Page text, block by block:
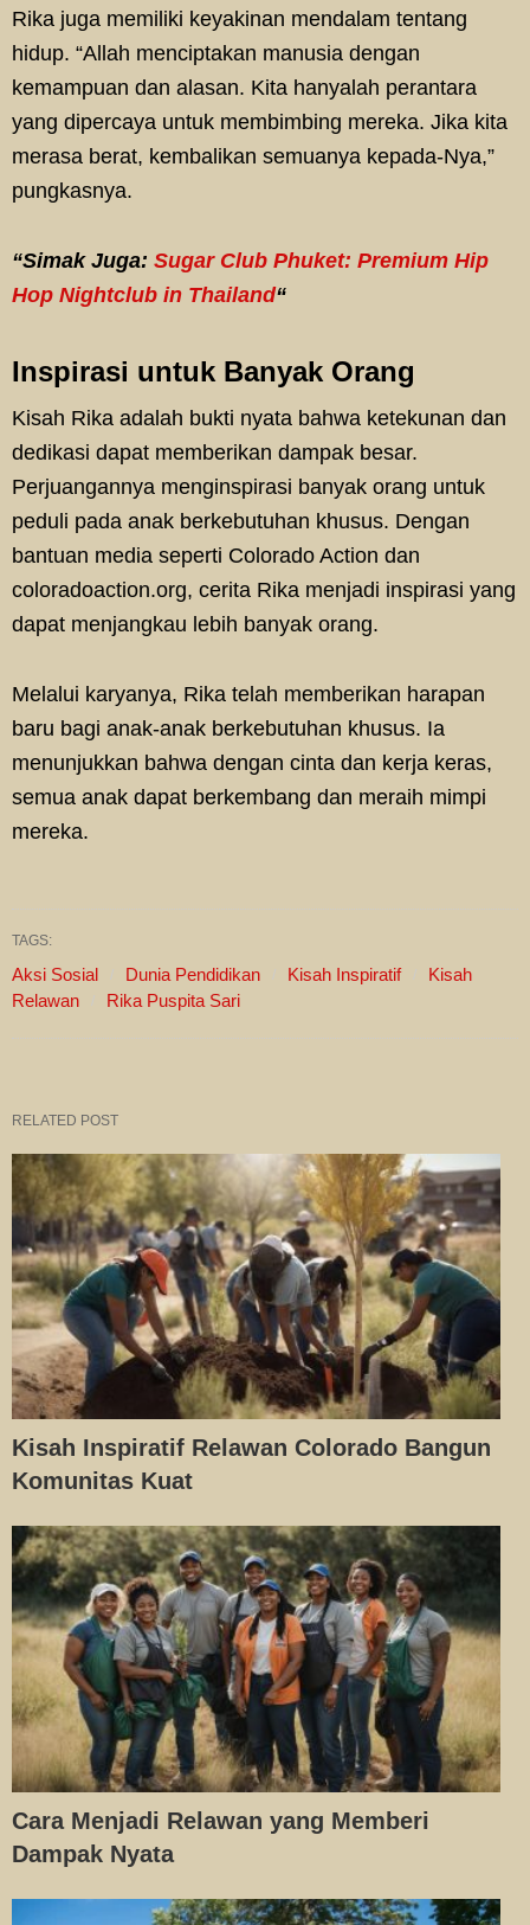
Rika juga memiliki keyakinan mendalam tentang
hidup. “Allah menciptakan manusia dengan
kemampuan dan alasan. Kita hanyalah perantara
yang dipercaya untuk membimbing mereka. Jika kita
merasa berat, kembalikan semuanya kepada-Nya,”
pungkasnya.
“Simak Juga: Sugar Club Phuket: Premium Hip
Hop Nightclub in Thailand“
Inspirasi untuk Banyak Orang
Kisah Rika adalah bukti nyata bahwa ketekunan dan
dedikasi dapat memberikan dampak besar.
Perjuangannya menginspirasi banyak orang untuk
peduli pada anak berkebutuhan khusus. Dengan
bantuan media seperti Colorado Action dan
coloradoaction.org, cerita Rika menjadi inspirasi yang
dapat menjangkau lebih banyak orang.
Melalui karyanya, Rika telah memberikan harapan
baru bagi anak-anak berkebutuhan khusus. Ia
menunjukkan bahwa dengan cinta dan kerja keras,
semua anak dapat berkembang dan meraih mimpi
mereka.
TAGS:
Aksi Sosial Dunia Pendidikan Kisah Inspiratif
Kisah
Relawan
Rika Puspita Sari
RELATED POST
Kisah Inspiratif Relawan Colorado Bangun
Komunitas Kuat
Cara Menjadi Relawan yang Memberi
Dampak Nyata